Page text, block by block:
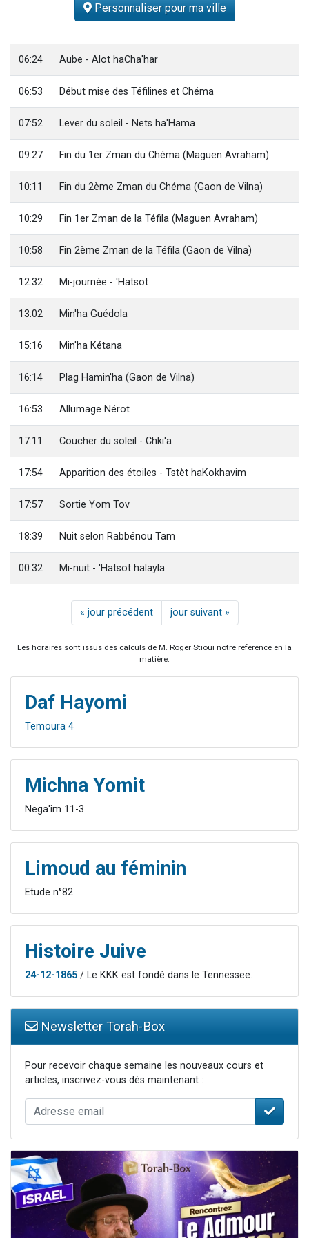
2 nouvelles musiques dans Torah-Box Music
4 personnes viennent de faire un don pour Reloger Rivka, 6 enfants, victime de violences...
Personnaliser pour ma ville
06:24 Aube - Alot haCha'har
06:53 Début mise des Téfilines et Chéma
07:52 Lever du soleil - Nets ha'Hama
09:27 Fin du 1er Zman du Chéma (Maguen Avraham)
10:11 Fin du 2ème Zman du Chéma (Gaon de Vilna)
10:29 Fin 1er Zman de la Téfila (Maguen Avraham)
10:58 Fin 2ème Zman de la Téfila (Gaon de Vilna)
12:32 Mi-journée - 'Hatsot
13:02 Min'ha Guédola
15:16 Min'ha Kétana
16:14 Plag Hamin'ha (Gaon de Vilna)
16:53 Allumage Nérot
17:11 Coucher du soleil - Chki'a
17:54 Apparition des étoiles - Tstèt haKokhavim
17:57 Sortie Yom Tov
18:39 Nuit selon Rabbénou Tam
00:32 Mi-nuit - 'Hatsot halayla
« jour précédent jour suivant »
Les horaires sont issus des calculs de M. Roger Stioui notre référence en la
matière.
Daf Hayomi
Temoura 4
Michna Yomit
Nega'im 11-3
Limoud au féminin
Etude n°82
Histoire Juive
24-12-1865 / Le KKK est fondé dans le Tennessee.
Newsletter Torah-Box
Pour recevoir chaque semaine les nouveaux cours et
articles, inscrivez-vous dès maintenant :